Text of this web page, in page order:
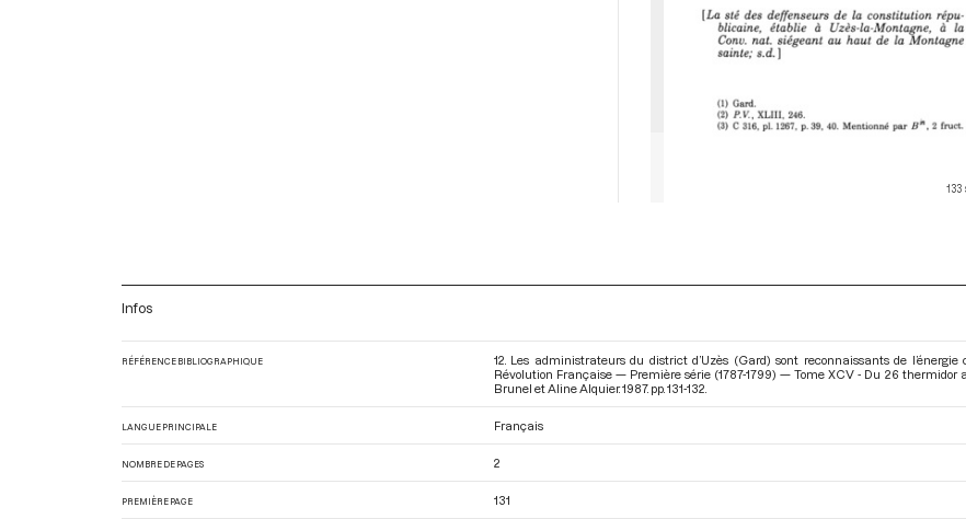
133
Infos
RÉFÉRENCE BIBLIOGRAPHIQUE
12. Les administrateurs du district d’Uzès (Gard) sont reconnaissants de
Révolution Française — Première série (1787-1799) — Tome XCV - Du 26 thermidor
Brunel et Aline Alquier. 1987. pp. 131-132.
LANGUE PRINCIPALE Français
NOMBRE DE PAGES 2
PREMIÈRE PAGE 131